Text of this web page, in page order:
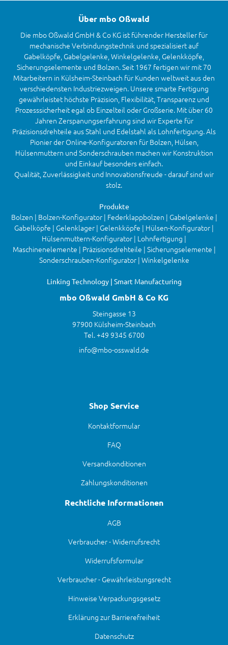
Über mbo Oßwald
Die mbo Oßwald GmbH & Co KG ist führender Hersteller für
mechanische Verbindungstechnik und spezialisiert auf
Gabelköpfe, Gabelgelenke, Winkelgelenke, Gelenkköpfe,
Sicherungselemente und Bolzen. Seit 1967 fertigen wir mit 70
Mitarbeitern in Külsheim-Steinbach für Kunden weltweit aus den
verschiedensten Industriezweigen. Unsere smarte Fertigung
gewährleistet höchste Präzision, Flexibilität, Transparenz und
Prozesssicherheit egal ob Einzelteil oder Großserie. Mit über 60
Jahren Zerspanungserfahrung sind wir Experte für
Präzisionsdrehteile aus Stahl und Edelstahl als Lohnfertigung. Als
Pionier der Online-Konfiguratoren für Bolzen, Hülsen,
Hülsenmuttern und Sonderschrauben machen wir Konstruktion
und Einkauf besonders einfach.
Qualität, Zuverlässigkeit und Innovationsfreude - darauf sind wir
stolz.
Produkte
Bolzen | Bolzen-Konfigurator | Federklappbolzen | Gabelgelenke |
Gabelköpfe | Gelenklager | Gelenkköpfe | Hülsen-Konfigurator |
Hülsenmuttern-Konfigurator | Lohnfertigung |
Maschinenelemente | Präzisionsdrehteile | Sicherungselemente |
Sonderschrauben-Konfigurator | Winkelgelenke
Linking Technology | Smart Manufacturing
mbo Oßwald GmbH & Co KG
Steingasse 13
97900 Külsheim-Steinbach
Tel. +49 9345 6700
info@mbo-osswald.de
Shop Service
Kontaktformular
FAQ
Versandkonditionen
Zahlungskonditionen
Rechtliche Informationen
AGB
Verbraucher - Widerrufsrecht
Widerrufsformular
Verbraucher - Gewährleistungsrecht
Hinweise Verpackungsgesetz
Erklärung zur Barrierefreiheit
Datenschutz